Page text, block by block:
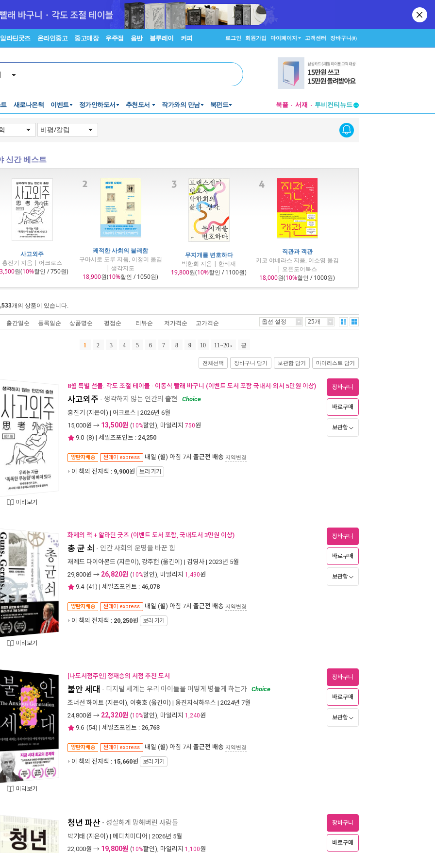
알라딘굿즈 온라인중고 중고매장 우주점 음반 블루레이 커피 로그인 회원가입 마이페이지 고객센터 장바구니(0)
새로나온책 이벤트 정가인하도서 추천도서 작가와의 만남 북펀드 북플 서재
창작플랫폼
신간 베스트
사고외주
홍진기 지음 | 어크로스
원(10%할인 / 750원)
쾌적한 사회의 불쾌함
구마시로 도루 지음, 이정미 옮김
| 생각지도
18,900원(10%할인 / 1050원)
무지개를 변호하다
박한희 지음 | 한티재
19,800원(10%할인 / 1100원)
직관과 객관
키코 야네라스 지음, 이소영 옮김
| 오픈도어북스
18,000원(10%할인 / 1000원)
개의 상품이 있습니다.
출간일순 등록일순 상품명순 평점순 리뷰순 저가격순 고가격순 옵션 설정 25개
1 2 3 4 5 6 7 8 9 10 11~20 끝
전체선택 장바구니 담기 보관함 담기 마이리스트 담기
미리보기
8월 특별 선물. 각도 조절 테이블 · 이동식 빨래 바구니 (이벤트 도서 포함 국내서·외서 5만원 이상)
사고외주 - 생각하지 않는 인간의 출현
Choice
홍진기 (지은이) | 어크로스 | 2026년 6월
15,000원 → 13,500원 (10%할인), 마일리지 750원
9.0 (8) | 세일즈포인트 : 24,250
양탄자배송 썬데이 express 내일 (월) 아침 7시 출근전 배송 지역변경
이 책의 전자책 : 9,900원 보러 가기
장바구니
바로구매
보관함
미리보기
화제의 책 + 알라딘 굿즈 (이벤트 도서 포함, 국내도서 3만원 이상)
총 균 쇠 - 인간 사회의 운명을 바꾼 힘
재레드 다이아몬드 (지은이), 강주헌 (옮긴이) | 김영사 | 2023년 5월
29,800원 → 26,820원 (10%할인), 마일리지 1,490원
9.4 (41) | 세일즈포인트 : 46,078
양탄자배송 썬데이 express 내일 (월) 아침 7시 출근전 배송 지역변경
이 책의 전자책 : 20,250원 보러 가기
장바구니
바로구매
보관함
미리보기
[나도서점주인] 정재승의 서점 추천 도서
불안 세대 - 디지털 세계는 우리 아이들을 어떻게 병들게 하는가 Choice
조너선 하이트 (지은이), 이충호 (옮긴이) | 웅진지식하우스 | 2024년 7월
24,800원 → 22,320원 (10%할인), 마일리지 1,240원
9.6 (54) | 세일즈포인트 : 26,763
양탄자배송 썬데이 express 내일 (월) 아침 7시 출근전 배송 지역변경
이 책의 전자책 : 15,660원 보러 가기
장바구니
바로구매
보관함
청년 파산 - 성실하게 망해버린 사람들
박기태 (지은이) | 메디치미디어 | 2026년 5월
22,000원 → 19,800원 (10%할인), 마일리지 1,100원
장바구니
바로구매